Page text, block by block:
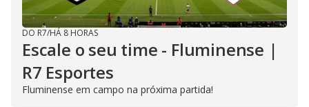
DO R7/HÁ 8 HORAS
Escale o seu time - Fluminense |
R7 Esportes
Fluminense em campo na próxima partida!